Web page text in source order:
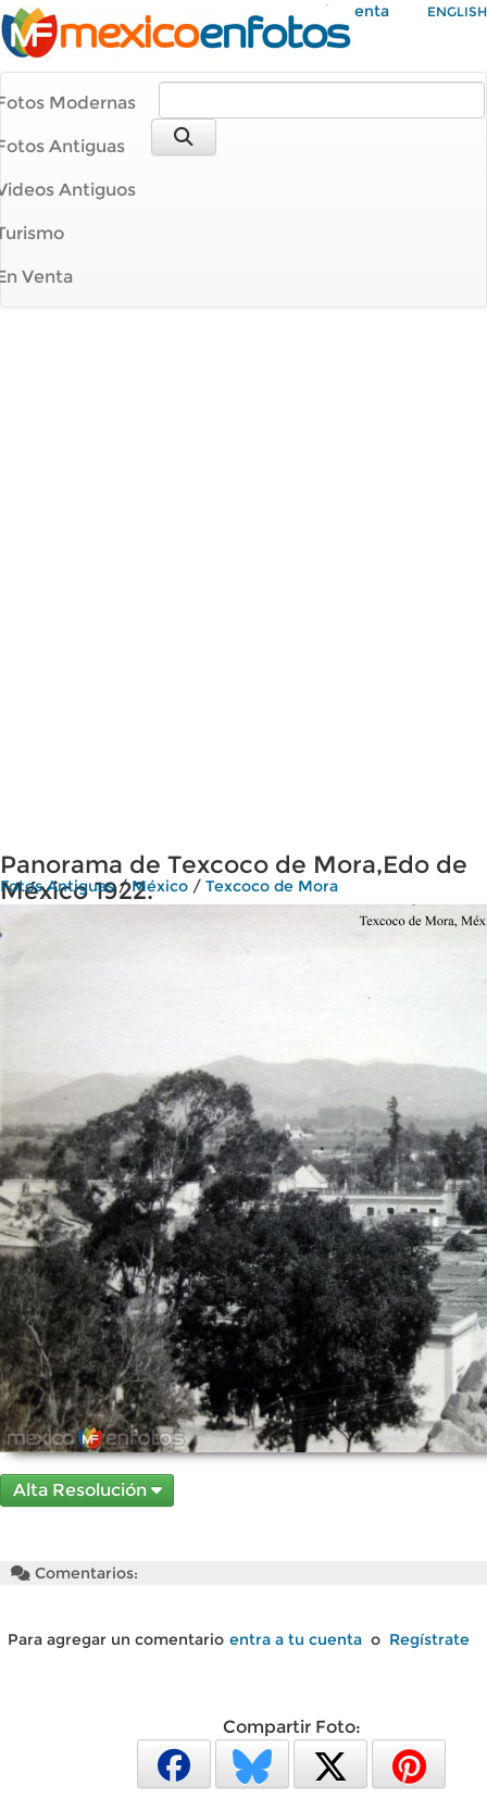
Mi Cuenta ENGLISH
Modernas
Antiguas
Antiguos
Venta
Panorama de Texcoco de Mora,Edo de
México 1922.
Fotos Antiguas/México / Texcoco de Mora
Alta Resolución
Comentarios:
Para agregar un comentario entra a tu cuenta o Regístrate
Compartir Foto: